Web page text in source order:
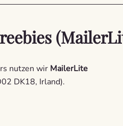
nutzen wir MailerLite
DK18, Irland).